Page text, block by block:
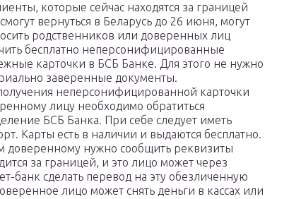
которые сейчас находятся за границей
вернуться в Беларусь до 26 июня, могут
родственников или доверенных лиц
бесплатно неперсонифицированные
карточки в БСБ Банке. Для этого не нужно
заверенные документы.
неперсонифицированной карточки
лицу необходимо обратиться
БСБ Банка. При себе следует иметь
Карты есть в наличии и выдаются бесплатно.
доверенному нужно сообщить реквизиты
за границей, и это лицо может через
банк сделать перевод на эту обезличенную
лицо может снять деньги в кассах или